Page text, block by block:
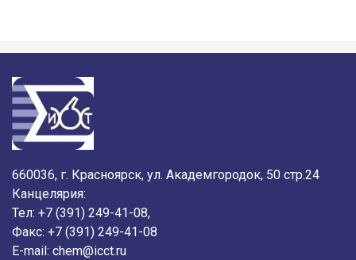
660036, г. Красноярск, ул. Академгородок, 50 стр.24
Канцелярия:
Тел: +7 (391) 249-41-08,
Факс: +7 (391) 249-41-08
E-mail: chem@icct.ru